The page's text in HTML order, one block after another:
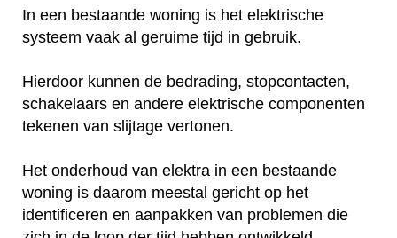
In een bestaande woning is het elektrische
systeem vaak al geruime tijd in gebruik.
Hierdoor kunnen de bedrading, stopcontacten,
schakelaars en andere elektrische componenten
tekenen van slijtage vertonen.
Het onderhoud van elektra in een bestaande
woning is daarom meestal gericht op het
identificeren en aanpakken van problemen die